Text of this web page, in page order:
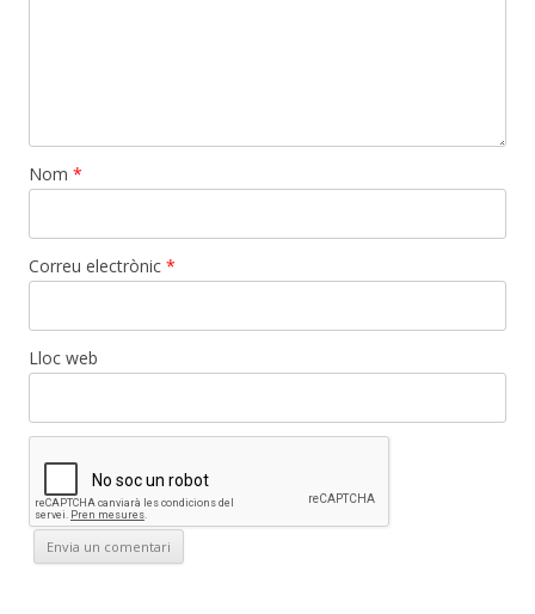
Nom *
Correu electrònic *
Lloc web